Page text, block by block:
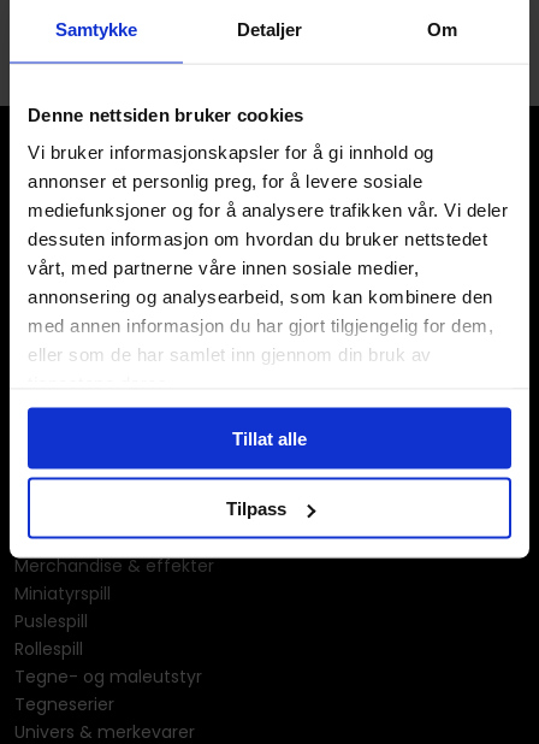
Samtykke Detaljer Om
Denne nettsiden bruker cookies
Vi bruker informasjonskapsler for å gi innhold og
annonser et personlig preg, for å levere sosiale
mediefunksjoner og for å analysere trafikken vår. Vi deler
dessuten informasjon om hvordan du bruker nettstedet
vårt, med partnerne våre innen sosiale medier,
annonsering og analysearbeid, som kan kombinere den
med annen informasjon du har gjort tilgjengelig for dem,
eller som de har samlet inn gjennom din bruk av
Tillat alle
Tilpass
Våre kategorier
Brettspill
Bøker
KPOP & musikk
Manga
Merchandise & effekter
Miniatyrspill
Puslespill
Rollespill
Tegne- og maleutstyr
Tegneserier
Univers & merkevarer